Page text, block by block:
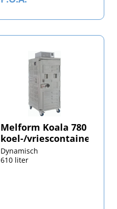
Melform Koala 780
koel-/vriescontainer
Dynamisch
610 liter